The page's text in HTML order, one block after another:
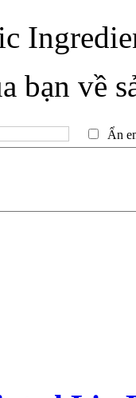
bạn về
Ẩn